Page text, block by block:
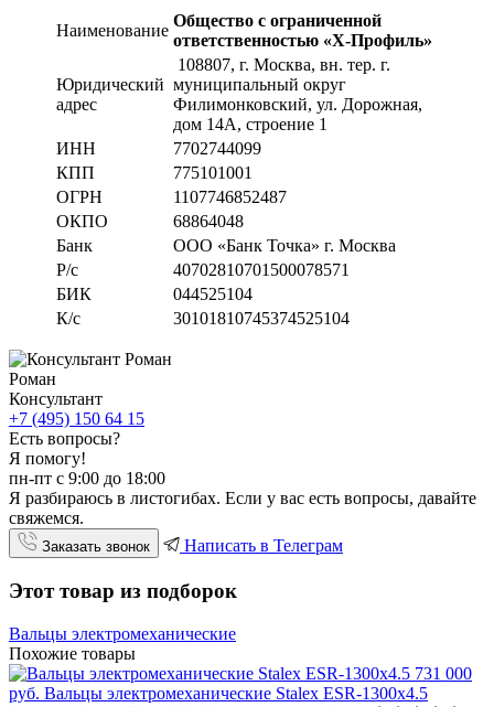
Наименование
Общество с ограниченной
ответственностью «Х-Профиль»
Юридический
адрес
108807, г. Москва, вн. тер. г.
муниципальный округ
Филимонковский, ул. Дорожная,
дом 14А, строение 1
ИНН
7702744099
КПП
775101001
ОГРН
1107746852487
ОКПО
68864048
Банк
ООО «Банк Точка» г. Москва
Р/с
40702810701500078571
БИК
044525104
К/с
30101810745374525104
Роман
Консультант
+7 (495) 150 64 15
Есть вопросы?
Я помогу!
пн-пт с 9:00 до 18:00
Я разбираюсь в листогибах. Если у вас есть вопросы, давайте
свяжемся.
Заказать звонок Написать в Телеграм
Этот товар из подборок
Вальцы электромеханические
Похожие товары
731 000
руб. Вальцы электромеханические Stalex ESR-1300х4.5